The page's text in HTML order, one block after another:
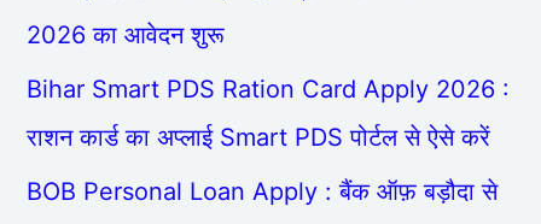
2026 का आवेदन शुरू
Bihar Smart PDS Ration Card Apply 2026 :
राशन कार्ड का अप्लाई Smart PDS पोर्टल से ऐसे करें
BOB Personal Loan Apply : बैंक ऑफ़ बड़ौदा से